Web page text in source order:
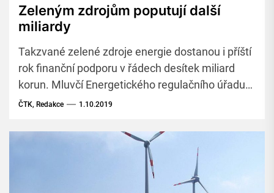
Zeleným zdrojům poputují další
miliardy
Takzvané zelené zdroje energie dostanou i příští
rok finanční podporu v řádech desítek miliard
korun. Mluvčí Energetického regulačního úřadu
(ERÚ) Michal Kebort oznámil, že úřad vydal
ČTK, Redakce 1.10.2019